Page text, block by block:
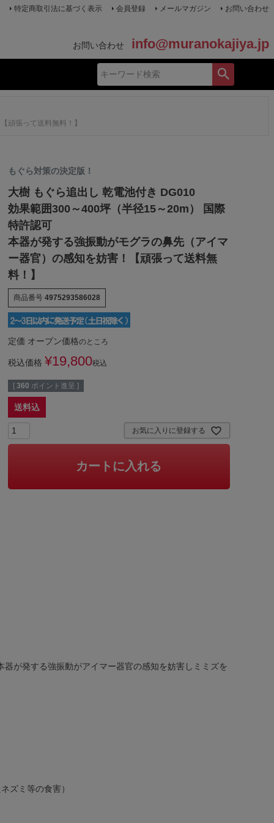
特定商取引法に基づく表示 会員登録 メールマガジン お問い合わせ
お問い合わせ info@muranokajiya.jp
頑張って送料無料！】
もぐら対策の決定版！
大樹 もぐら追出し 乾電池付き DG010
効果範囲300～400坪（半径15～20m） 国際
特許認可
本器が発する強振動がモグラの鼻先（アイマ
ー器官）の感知を妨害！【頑張って送料無
料！】
商品番号 4975293586028
定価 オープン価格のところ
税込価格 ¥19,800税込
[ 360 ポイント進呈 ]
送料込
お気に入りに登録する
カートに入れる
が発する強振動がアイマー器官の感知を妨害しミミズを
ズミ等の食害）